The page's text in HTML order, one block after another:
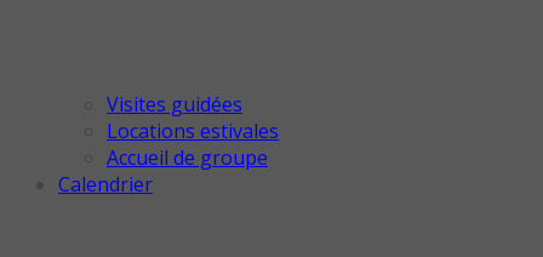
Visites guidées
Locations estivales
Accueil de groupe
Calendrier